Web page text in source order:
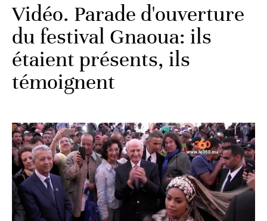
Vidéo. Parade d'ouverture
du festival Gnaoua: ils
étaient présents, ils
témoignent